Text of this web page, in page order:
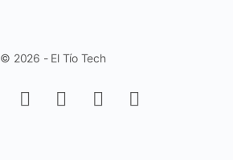
© 2026 - El Tío Tech